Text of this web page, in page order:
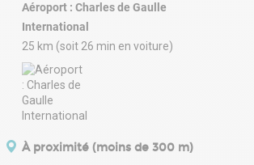
Aéroport : Charles de Gaulle
International
25 km (soit 26 min en voiture)
À proximité (moins de 300 m)